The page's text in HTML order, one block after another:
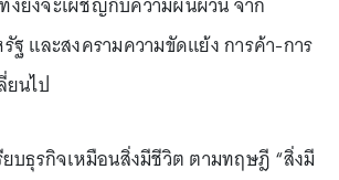
ฐ และสงครามความขัดแย้ง การค้า-การ
ยนไป
ยบธุรกิจเหมือนสิ่งมีชีวิต ตามทฤษฎี “สิ่งมี